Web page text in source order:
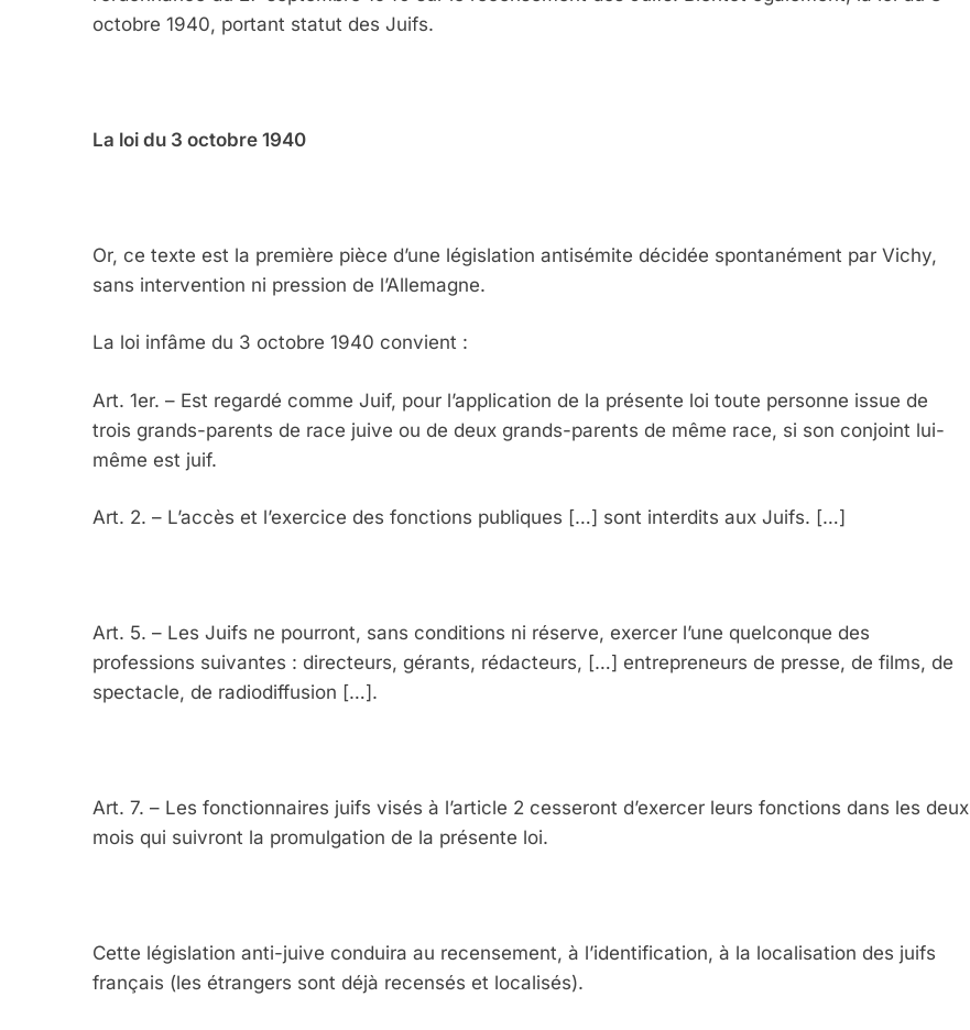
octobre 1940, portant statut des Juifs.
La loi du 3 octobre 1940
Or, ce texte est la première pièce d’une législation antisémite décidée spontanément par Vichy,
sans intervention ni pression de l’Allemagne.
La loi infâme du 3 octobre 1940 convient :
Art. 1er. – Est regardé comme Juif, pour l’application de la présente loi toute personne issue de
trois grands-parents de race juive ou de deux grands-parents de même race, si son conjoint lui-
même est juif.
Art. 2. – L’accès et l’exercice des fonctions publiques […] sont interdits aux Juifs. […]
Art. 5. – Les Juifs ne pourront, sans conditions ni réserve, exercer l’une quelconque des
professions suivantes : directeurs, gérants, rédacteurs, […] entrepreneurs de presse, de films, de
spectacle, de radiodiffusion […].
Art. 7. – Les fonctionnaires juifs visés à l’article 2 cesseront d’exercer leurs fonctions dans les deux
mois qui suivront la promulgation de la présente loi.
Cette législation anti-juive conduira au recensement, à l’identification, à la localisation des juifs
français (les étrangers sont déjà recensés et localisés).